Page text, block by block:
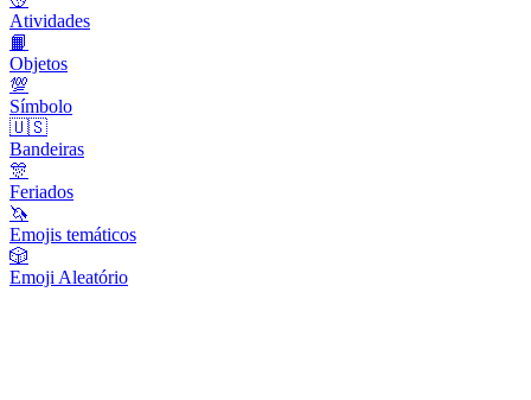
Atividades
📙
Objetos
💯
Símbolo
🇺🇸
Bandeiras
🎊
Feriados
🦄
Emojis temáticos
🎲
Emoji Aleatório